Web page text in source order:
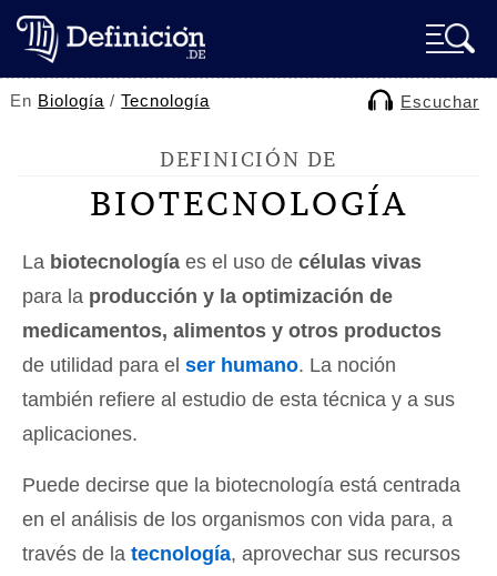
En Biología /Tecnología Escuchar
DEFINICIÓN DE
BIOTECNOLOGÍA
La biotecnología es el uso de células vivas
para la producción y la optimización de
medicamentos, alimentos y otros productos
de utilidad para el ser humano. La noción
también refiere al estudio de esta técnica y a sus
aplicaciones.
Puede decirse que la biotecnología está centrada
en el análisis de los organismos con vida para, a
través de la tecnología, aprovechar sus recursos